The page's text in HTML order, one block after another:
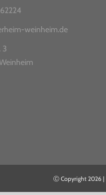
weinheim.de
3
Ⓒ Copyright 2026 |